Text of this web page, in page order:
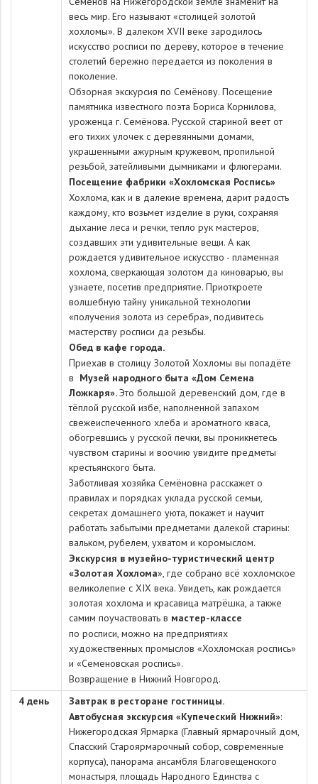
весь мир. Его называют «столицей золотой
хохломы». В далеком XVII веке зародилось
искусство росписи по дереву, которое в течение
столетий бережно передается из поколения в
поколение.
Обзорная экскурсия по Семёнову. Посещение
памятника известного поэта Бориса Корнилова,
уроженца г. Семёнова. Русской стариной веет от
его тихих улочек с деревянными домами,
украшенными ажурным кружевом, пропильной
резьбой, затейливыми дымниками и флюгерами.
Посещение фабрики «Хохломская Роспись»
Хохлома, как и в далекие времена, дарит радость
каждому, кто возьмет изделие в руки, сохраняя
дыхание леса и речки, тепло рук мастеров,
создавших эти удивительные вещи. А как
рождается удивительное искусство - пламенная
хохлома, сверкающая золотом да киноварью, вы
узнаете, посетив предприятие. Приоткроете
волшебную тайну уникальной технологии
«получения золота из серебра», подивитесь
мастерству росписи да резьбы.
Обед в кафе города.
Приехав в столицу Золотой Хохломы вы попадёте
в Музей народного быта «Дом Семена
Ложкаря». Это большой деревенский дом, где в
тёплой русской избе, наполненной запахом
свежеиспеченного хлеба и ароматного кваса,
обогревшись у русской печки, вы проникнетесь
чувством старины и воочию увидите предметы
крестьянского быта.
Заботливая хозяйка Семёновна расскажет о
правилах и порядках уклада русской семьи,
секретах домашнего уюта, покажет и научит
работать забытыми предметами далекой старины:
вальком, рубелем, ухватом и коромыслом.
Экскурсия в музейно-туристический центр
«Золотая Хохлома», где собрано всё хохломское
великолепие с XIX века. Увидеть, как рождается
золотая хохлома и красавица матрёшка, а также
самим поучаствовать в мастер-классе
по росписи, можно на предприятиях
художественных промыслов «Хохломская роспись»
и «Семеновская роспись».
Возвращение в Нижний Новгород.
4 день
Завтрак в ресторане гостиницы.
Автобусная экскурсия «Купеческий Нижний»:
Нижегородская Ярмарка (Главный ярмарочный дом,
Спасский Староярмарочный собор, современные
корпуса), панорама ансамбля Благовещенского
монастыря, площадь Народного Единства с